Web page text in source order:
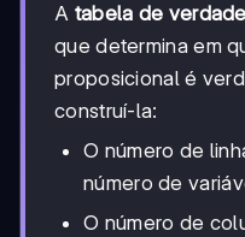
A tabela de verdade
que determina em
proposicional é
construí-la:
O número de
número de
O número de